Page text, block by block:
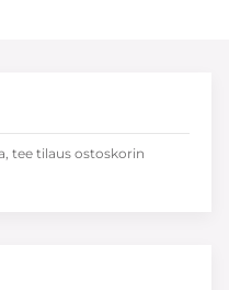
tee tilaus ostoskorin